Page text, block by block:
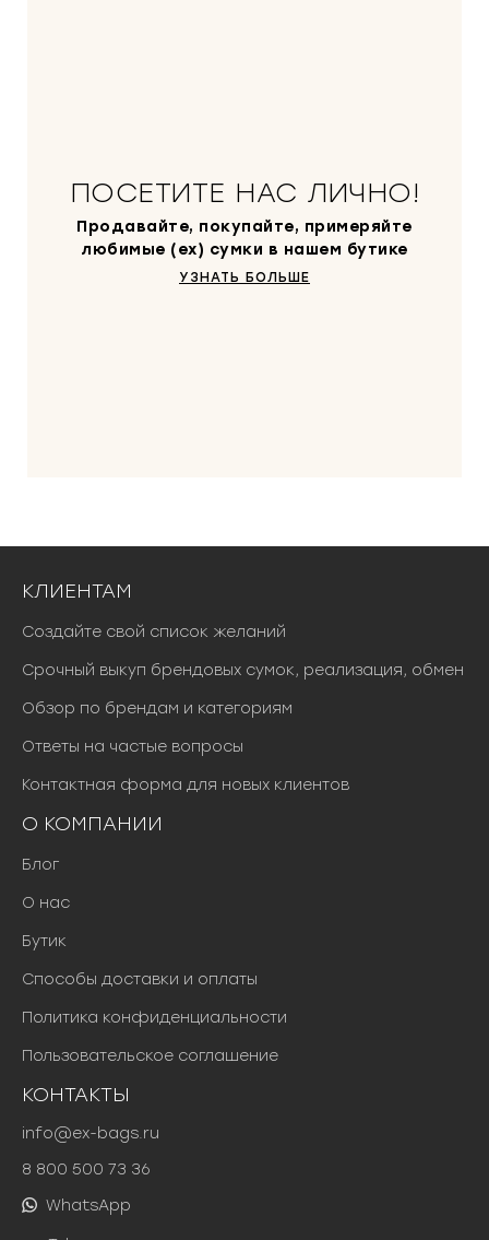
ПОСЕТИТЕ НАС ЛИЧНО!
Продавайте, покупайте, примеряйте
любимые (ex) сумки в нашем бутике
УЗНАТЬ БОЛЬШЕ
КЛИЕНТАМ
Создайте свой список желаний
Срочный выкуп брендовых сумок, реализация, обмен
Обзор по брендам и категориям
Ответы на частые вопросы
Контактная форма для новых клиентов
О КОМПАНИИ
Блог
О нас
Бутик
Способы доставки и оплаты
Политика конфиденциальности
Пользовательское соглашение
КОНТАКТЫ
info@ex-bags.ru
8 800 500 73 36
WhatsApp